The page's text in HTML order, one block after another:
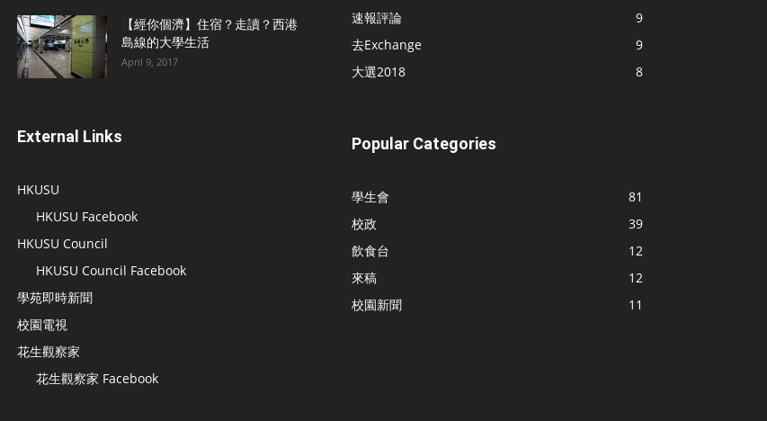
【經你個濟】住宿？走讀？西港
島線的大學生活
April 9, 2017
External Links
HKUSU
HKUSU Facebook
HKUSU Council
HKUSU Council Facebook
學苑即時新聞
校園電視
花生觀察家
花生觀察家 Facebook
速報評論
9
去Exchange
9
大選2018
8
Popular Categories
學生會
81
校政
39
飲食台
12
來稿
12
校園新聞
11